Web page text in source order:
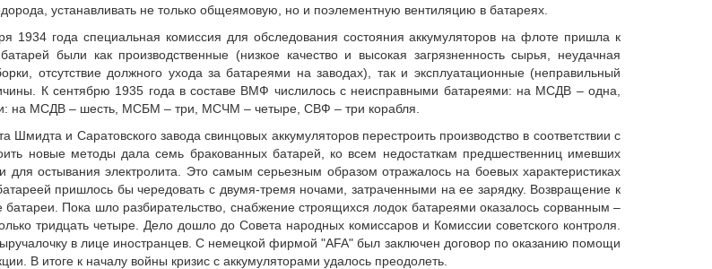
устанавливать не только общеямовую, но и поэлементную вентиляцию в батареях.
1934 года специальная комиссия для обследования состояния аккумуляторов на флоте пришла к
были как производственные (низкое качество и высокая загрязненность сырья, неудачная
отсутствие должного ухода за батареями на заводах), так и эксплуатационные (неправильный
К сентябрю 1935 года в составе ВМФ числилось с неисправными батареями: на МСДВ – одна,
на МСДВ – шесть, МСБМ – три, МСЧМ – четыре, СВФ – три корабля.
и Саратовского завода свинцовых аккумуляторов перестроить производство в соответствии с
новые методы дала семь бракованных батарей, ко всем недостаткам предшественниц имевших
остывания электролита. Это самым серьезным образом отражалось на боевых характеристиках
пришлось бы чередовать с двумя-тремя ночами, затраченными на ее зарядку. Возвращение к
Пока шло разбирательство, снабжение строящихся лодок батареями оказалось сорванным –
тридцать четыре. Дело дошло до Совета народных комиссаров и Комиссии советского контроля.
в лице иностранцев. С немецкой фирмой "AFA" был заключен договор по оказанию помощи
В итоге к началу войны кризис с аккумуляторами удалось преодолеть.